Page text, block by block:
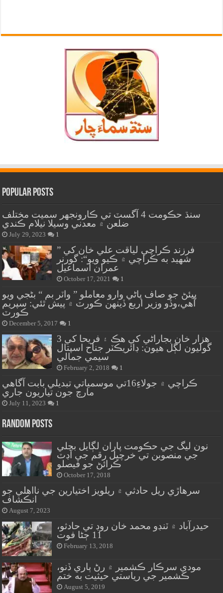
Popular Posts
سنڌ حڪومت 4 آگسٽ تي ڪارونجهر سميت مختلف
ضلعن ۾ معدني وسيلا نيلام ڪندي
July 29, 2023 1
” فرزند ڪراچي لياقت علي خان کي
شهيد به ڪراچي ۾ ڪيو ويو“: گورنر
عمران اسماعيل
October 17, 2021 1
پيئڻ جو صاف پاڻي وارو معاملو ” واٽر بم “ بڻجي ويو
آهي،وڏو وزير اربع ڏينهن ڪورٽ ۾ پيش ٿئي: سپريم
ڪورٽ
December 5, 2017 1
هزار خان بجاراڻي کي هڪ ۽ فريحا کي 3
گوليون لڳل هيون: ڊائريڪٽر جناح اسپتال
سيمي جمالي
February 2, 2018 1
ڪراچي ۾ جولاءِ16تي موسمياتي تبديلي بابت آگاهي
مارچ جون تياريون جاري
July 11, 2023 1
Random Posts
نون ليگ جي حڪومت پاران لڳايل بجلي
جي منصوبن تي خرچيل رقم جي آڊٽ
ڪرائڻ جو فيصلو
October 17, 2018
سرهاڙي ريل حادثي ۾ ريلويز اختيارين جي نااهلي جو
انڪشاف
August 7, 2023
حيدرآباد ۾ ٽنڊو محمد خان روڊ تي حادثو،
11 ڄڻا فوت
February 13, 2018
مودي سرڪار ڪشمير ۾ رڻ ٻاري ڏنو،
ڪشمير جي رياستي حيثيت به ختم
August 5, 2019